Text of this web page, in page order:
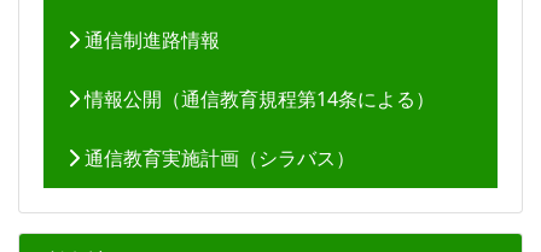
通信制進路情報
情報公開（通信教育規程第14条による）
通信教育実施計画（シラバス）